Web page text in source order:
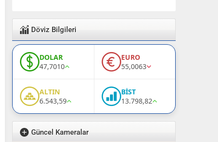
Döviz Bilgileri
DOLAR
47,7010
EURO
55,0063
ALTIN
6.543,59
BİST
13.798,82
Güncel Kameralar